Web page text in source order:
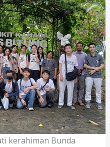
kerahiman Bunda